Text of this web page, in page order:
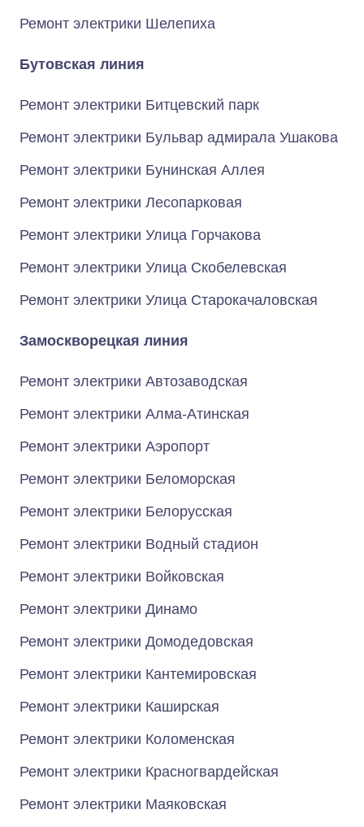
Ремонт электрики Шелепиха
Бутовская линия
Ремонт электрики Битцевский парк
Ремонт электрики Бульвар адмирала Ушакова
Ремонт электрики Бунинская Аллея
Ремонт электрики Лесопарковая
Ремонт электрики Улица Горчакова
Ремонт электрики Улица Скобелевская
Ремонт электрики Улица Старокачаловская
Замоскворецкая линия
Ремонт электрики Автозаводская
Ремонт электрики Алма-Атинская
Ремонт электрики Аэропорт
Ремонт электрики Беломорская
Ремонт электрики Белорусская
Ремонт электрики Водный стадион
Ремонт электрики Войковская
Ремонт электрики Динамо
Ремонт электрики Домодедовская
Ремонт электрики Кантемировская
Ремонт электрики Каширская
Ремонт электрики Коломенская
Ремонт электрики Красногвардейская
Ремонт электрики Маяковская